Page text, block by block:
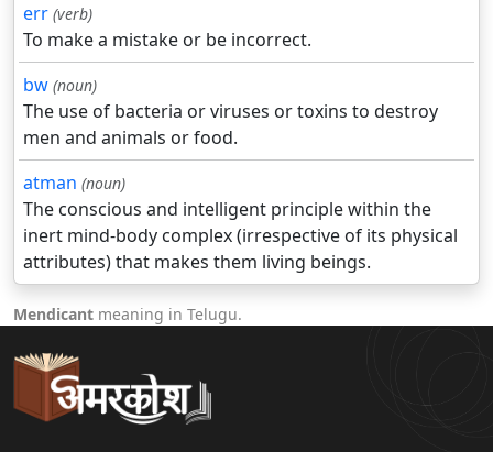
err (verb)
To make a mistake or be incorrect.
bw (noun)
The use of bacteria or viruses or toxins to destroy
men and animals or food.
atman (noun)
The conscious and intelligent principle within the
inert mind-body complex (irrespective of its physical
attributes) that makes them living beings.
Mendicant meaning in Telugu.